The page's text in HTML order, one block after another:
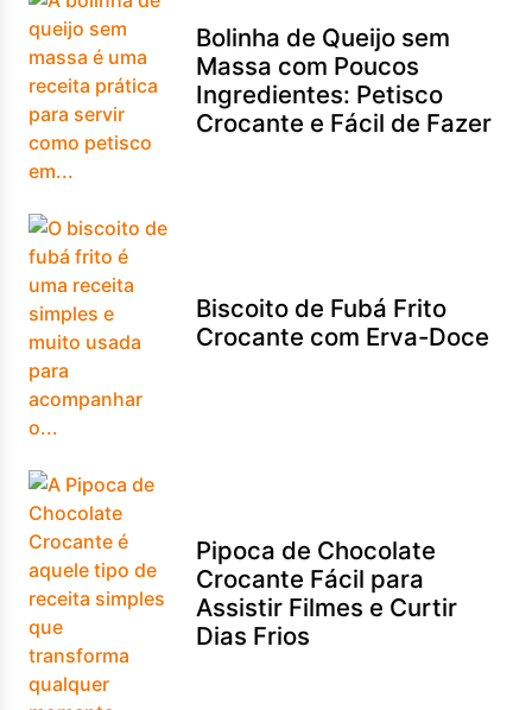
Bolinha de Queijo sem
Massa com Poucos
Ingredientes: Petisco
Crocante e Fácil de Fazer
Biscoito de Fubá Frito
Crocante com Erva-Doce
Pipoca de Chocolate
Crocante Fácil para
Assistir Filmes e Curtir
Dias Frios